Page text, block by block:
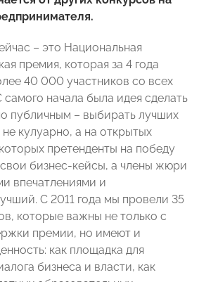
– это Национальная
премия, которая за 4 года
40 000 участников со всех
начала была идея сделать
публичным – выбирать лучших
кулуарно, а на открытых
претенденты на победу
свои бизнес-кейсы, а члены жюри
впечатлениями и
C 2011 года мы провели 35
которые важны не только с
премии, но имеют и
как площадка для
бизнеса и власти, как